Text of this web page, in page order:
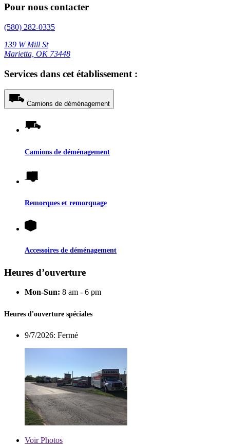
Pour nous contacter
(580) 282-0335
139 W Mill St
Marietta, OK 73448
Services dans cet établissement :
Camions de déménagement
Camions de déménagement
Remorques et remorquage
Accessoires de déménagement
Heures d’ouverture
Mon-Sun: 8 am - 6 pm
Heures d'ouverture spéciales
9/7/2026: Fermé
VoirPhotos